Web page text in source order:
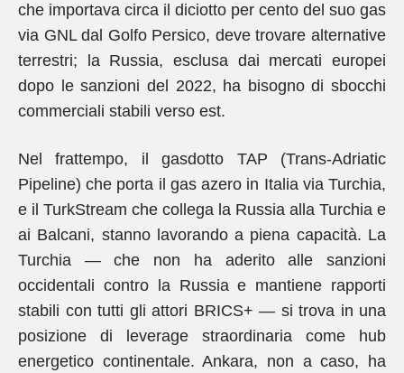
che importava circa il diciotto per cento del suo gas
via GNL dal Golfo Persico, deve trovare alternative
terrestri; la Russia, esclusa dai mercati europei
dopo le sanzioni del 2022, ha bisogno di sbocchi
commerciali stabili verso est.
Nel frattempo, il gasdotto TAP (Trans-Adriatic
Pipeline) che porta il gas azero in Italia via Turchia,
e il TurkStream che collega la Russia alla Turchia e
ai Balcani, stanno lavorando a piena capacità. La
Turchia — che non ha aderito alle sanzioni
occidentali contro la Russia e mantiene rapporti
stabili con tutti gli attori BRICS+ — si trova in una
posizione di leverage straordinaria come hub
energetico continentale. Ankara, non a caso, ha